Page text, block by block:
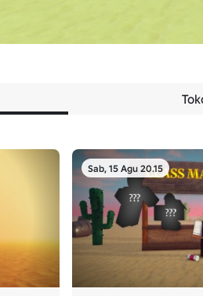
Sab, 15 Agu 20.15